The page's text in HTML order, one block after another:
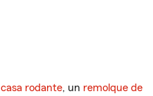
casa rodante, un remolque de